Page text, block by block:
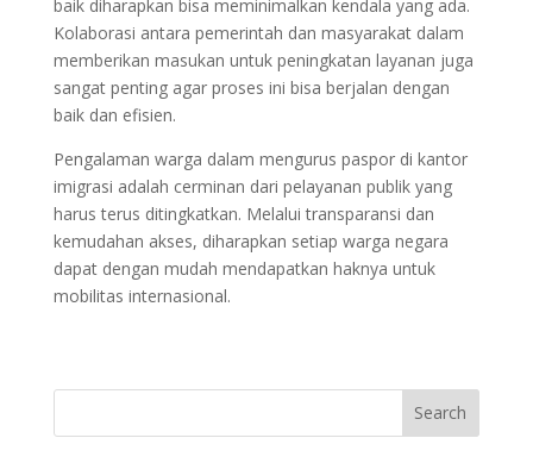
baik diharapkan bisa meminimalkan kendala yang ada.
Kolaborasi antara pemerintah dan masyarakat dalam
memberikan masukan untuk peningkatan layanan juga
sangat penting agar proses ini bisa berjalan dengan
baik dan efisien.
Pengalaman warga dalam mengurus paspor di kantor
imigrasi adalah cerminan dari pelayanan publik yang
harus terus ditingkatkan. Melalui transparansi dan
kemudahan akses, diharapkan setiap warga negara
dapat dengan mudah mendapatkan haknya untuk
mobilitas internasional.
Search